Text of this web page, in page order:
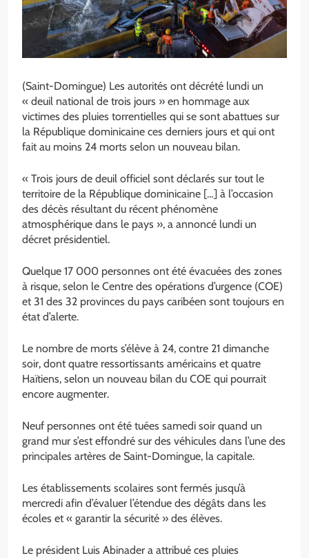
(Saint-Domingue) Les autorités ont décrété lundi un
« deuil national de trois jours » en hommage aux
victimes des pluies torrentielles qui se sont abattues sur
la République dominicaine ces derniers jours et qui ont
fait au moins 24 morts selon un nouveau bilan.
« Trois jours de deuil officiel sont déclarés sur tout le
territoire de la République dominicaine […] à l’occasion
des décès résultant du récent phénomène
atmosphérique dans le pays », a annoncé lundi un
décret présidentiel.
Quelque 17 000 personnes ont été évacuées des zones
à risque, selon le Centre des opérations d’urgence (COE)
et 31 des 32 provinces du pays caribéen sont toujours en
état d’alerte.
Le nombre de morts s’élève à 24, contre 21 dimanche
soir, dont quatre ressortissants américains et quatre
Haïtiens, selon un nouveau bilan du COE qui pourrait
encore augmenter.
Neuf personnes ont été tuées samedi soir quand un
grand mur s’est effondré sur des véhicules dans l’une des
principales artères de Saint-Domingue, la capitale.
Les établissements scolaires sont fermés jusqu’à
mercredi afin d’évaluer l’étendue des dégâts dans les
écoles et « garantir la sécurité » des élèves.
Le président Luis Abinader a attribué ces pluies